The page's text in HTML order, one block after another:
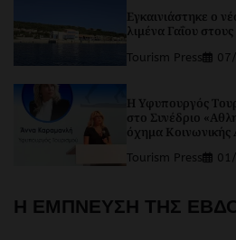
Εγκαινιάστηκε ο
λιμένα Γαΐου
Tourism Press
Η Υφυπουργός
στο Συνέδριο
όχημα Κοινωνικής
Tourism Press
Η ΕΜΠΝΕΥΣΗ ΤΗΣ